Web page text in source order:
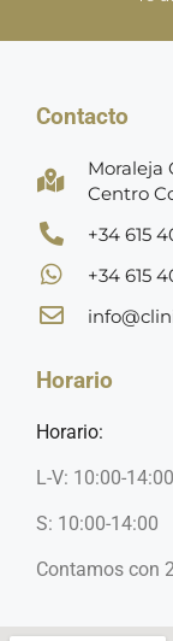
Contacto
Moraleja
Centro
+34 615
+34 615
Horario
Horario:
L-V: 10:00-
S: 10:00-14:00
Contamos con